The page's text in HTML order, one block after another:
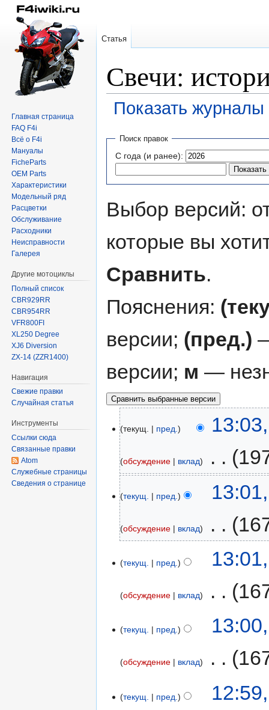
Свечи:
Показать
Перейти
навигации
Перейти
поиску
Поиск правок
С года (и ранее):
Выбор версий:
которые вы
Сравнить.
Пояснения:
версии; (пред.)
версии; м —
текущ. пред.
обсуждение вклад
текущ. пред.
обсуждение вклад
текущ. пред.
обсуждение вклад
текущ. пред.
обсуждение вклад
текущ. пред.
Статья
Главная страница
FAQ F4i
Всё о F4i
Мануалы
FicheParts
OEM Parts
Характеристики
Модельный ряд
Расцветки
Обслуживание
Расходники
Неисправности
Галерея
Другие мотоциклы
Полный список
CBR929RR
CBR954RR
VFR800FI
XL250 Degree
XJ6 Diversion
ZX-14 (ZZR1400)
Навигация
Свежие правки
Случайная статья
Инструменты
Ссылки сюда
Связанные правки
Atom
Служебные страницы
Сведения о странице